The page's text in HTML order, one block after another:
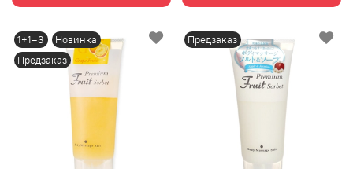
1+1=3
Новинка
Предзаказ
Предзаказ